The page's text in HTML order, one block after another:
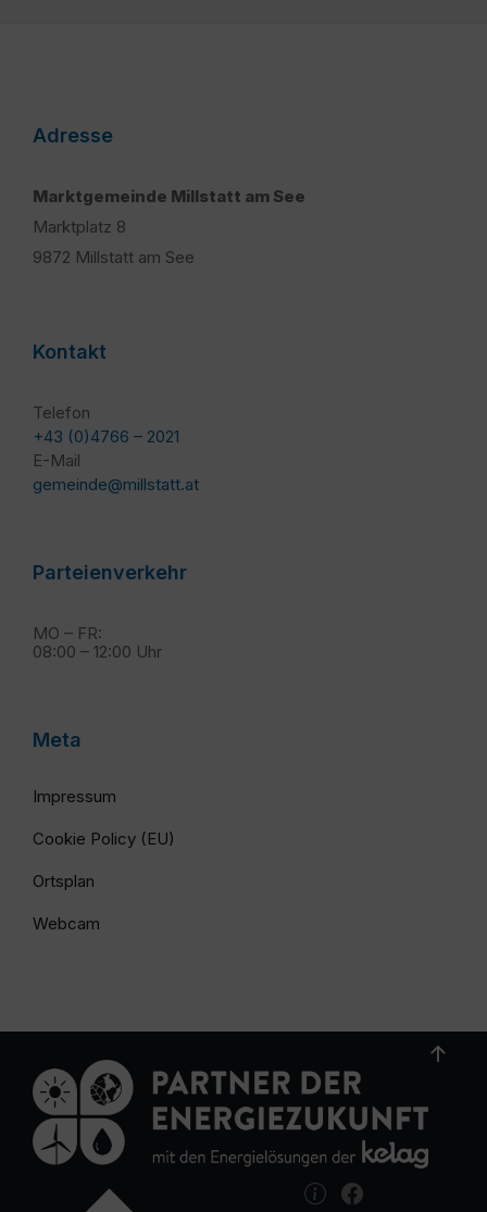
Adresse
Marktgemeinde Millstatt am See
Marktplatz 8
9872 Millstatt am See
Kontakt
Telefon
+43 (0)4766 – 2021
E-Mail
gemeinde@millstatt.at
Parteienverkehr
MO – FR:
08:00 – 12:00 Uhr
Meta
Impressum
Cookie Policy (EU)
Ortsplan
Webcam